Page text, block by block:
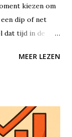
kiezen om
dip of net
dat tijd in de
om perfecte
laat staan. Je
plaats van
MEER LEZEN